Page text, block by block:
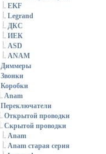
EKF
Legrand
ДКС
ИЕК
ASD
ANAM
Диммеры
Звонки
Коробки
Anam
Переключатели
Открытой проводки
Скрытой проводки
Anam
Anam старая серия